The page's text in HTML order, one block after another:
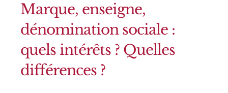
Quelles
différences ?
Marque, enseigne,
dénomination sociale :
quels intérêts ? Quelles
différences ?